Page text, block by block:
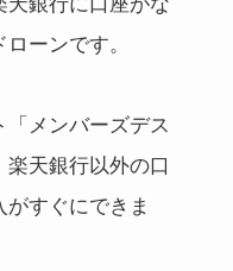
ーンです。
メンバーズデス
天銀行以外の口
すぐにできま